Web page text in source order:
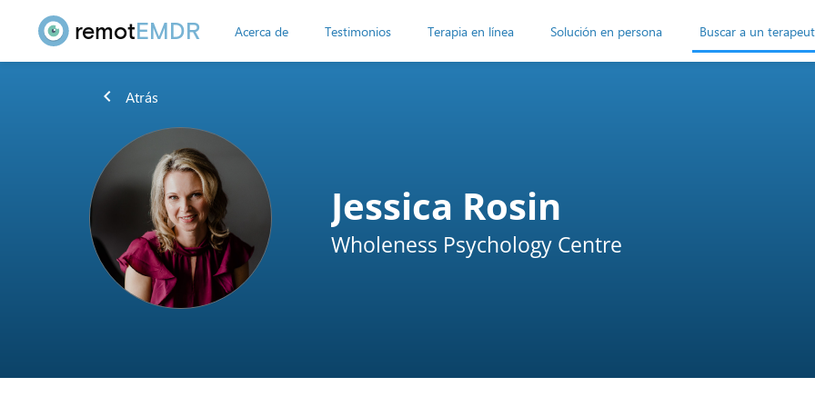
remotEMDR Acerca de Testimonios Terapia en línea Solución en persona Buscar a un
chevron_left Atrás
Jessica Rosin
Wholeness Psychology Centre